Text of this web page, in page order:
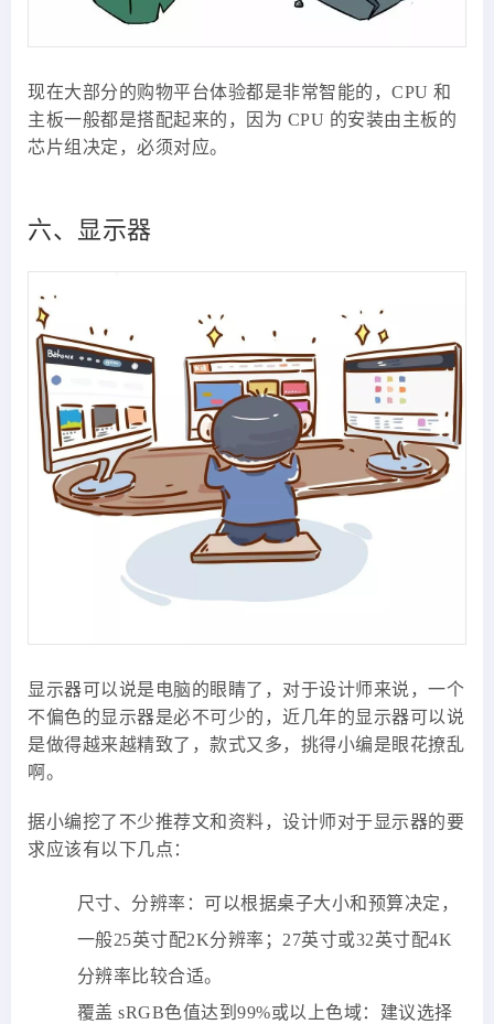
现在大部分的购物平台体验都是非常智能的，CPU 和
主板一般都是搭配起来的，因为 CPU 的安装由主板的
芯片组决定，必须对应。
六、显示器
显示器可以说是电脑的眼睛了，对于设计师来说，一个
不偏色的显示器是必不可少的，近几年的显示器可以说
是做得越来越精致了，款式又多，挑得小编是眼花撩乱
啊。
据小编挖了不少推荐文和资料，设计师对于显示器的要
求应该有以下几点：
尺寸、分辨率：可以根据桌子大小和预算决定，
一般25英寸配2K分辨率；27英寸或32英寸配4K
分辨率比较合适。
覆盖 sRGB色值达到99%或以上色域：建议选择